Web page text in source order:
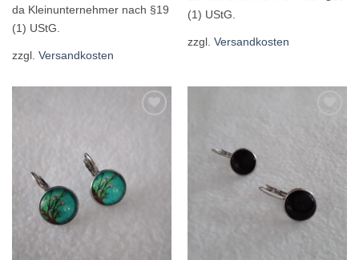
da Kleinunternehmer nach §19
(1) UStG.
zzgl. Versandkosten
(1) UStG.
zzgl. Versandkosten